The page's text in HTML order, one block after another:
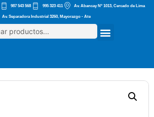
987 543 568 995 323 411 Av. Abancay Nº 1013, Cercado de Lima
Av. Separadora Industrial 3260, Mayorazgo - Ate